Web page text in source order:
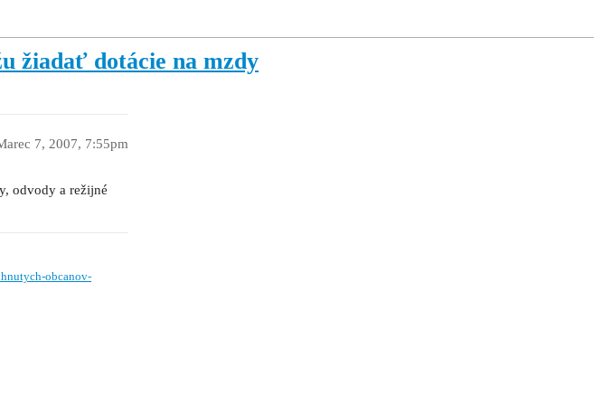
žiadať dotácie na mzdy
7, 2007, 7:55pm
odvody a režijné
obcanov-